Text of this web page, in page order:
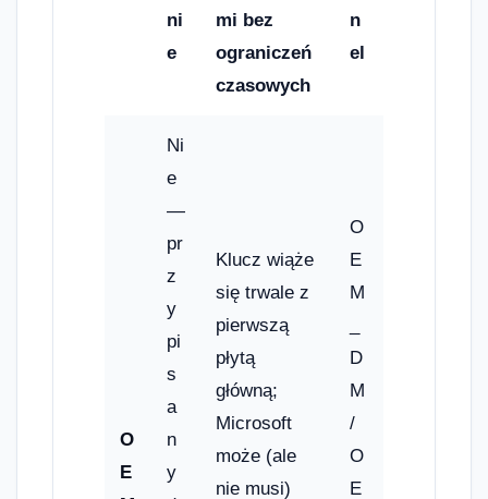
ni
e
mi bez
ograniczeń
czasowych
n
el
O
E
Ni
e
—
pr
z
y
pi
s
a
n
y
Klucz wiąże
się trwale z
pierwszą
płytą
główną;
Microsoft
może (ale
nie musi)
O
E
M
D
M
/
O
E